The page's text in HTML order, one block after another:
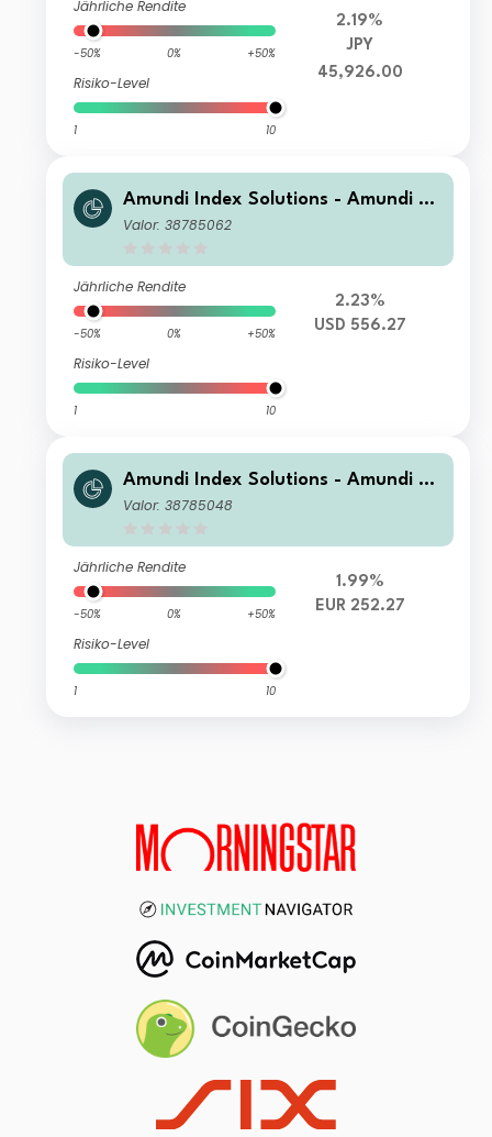
Jährliche Rendite
-50% 0% +50%
Risiko-Level
1 10
2.19%
JPY
45,926.00
Amundi Index Solutions - Amundi JP
X-Nikkei 400 UCITS ETF-C USD Hed
Valor: 38785062
Jährliche Rendite
-50% 0% +50%
Risiko-Level
1 10
2.23%
USD 556.27
Amundi Index Solutions - Amundi JP
X-Nikkei 400 UCITS ETF-C EUR
Valor: 38785048
Jährliche Rendite
-50% 0% +50%
Risiko-Level
1 10
1.99%
EUR 252.27